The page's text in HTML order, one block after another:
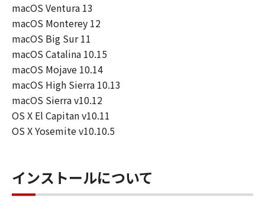
macOS Ventura 13
macOS Monterey 12
macOS Big Sur 11
macOS Catalina 10.15
macOS Mojave 10.14
macOS High Sierra 10.13
macOS Sierra v10.12
OS X El Capitan v10.11
OS X Yosemite v10.10.5
インストールについて